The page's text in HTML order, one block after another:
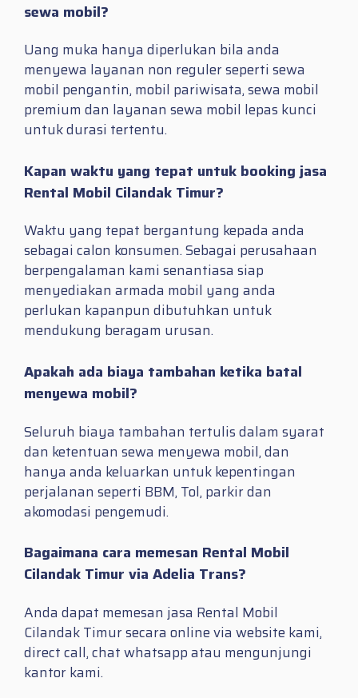
sewa mobil?
Uang muka hanya diperlukan bila anda
menyewa layanan non reguler seperti sewa
mobil pengantin, mobil pariwisata, sewa mobil
premium dan layanan sewa mobil lepas kunci
untuk durasi tertentu.
Kapan waktu yang tepat untuk booking jasa
Rental Mobil Cilandak Timur?
Waktu yang tepat bergantung kepada anda
sebagai calon konsumen. Sebagai perusahaan
berpengalaman kami senantiasa siap
menyediakan armada mobil yang anda
perlukan kapanpun dibutuhkan untuk
mendukung beragam urusan.
Apakah ada biaya tambahan ketika batal
menyewa mobil?
Seluruh biaya tambahan tertulis dalam syarat
dan ketentuan sewa menyewa mobil, dan
hanya anda keluarkan untuk kepentingan
perjalanan seperti BBM, Tol, parkir dan
akomodasi pengemudi.
Bagaimana cara memesan Rental Mobil
Cilandak Timur via Adelia Trans?
Anda dapat memesan jasa Rental Mobil
Cilandak Timur secara online via website kami,
direct call, chat whatsapp atau mengunjungi
kantor kami.